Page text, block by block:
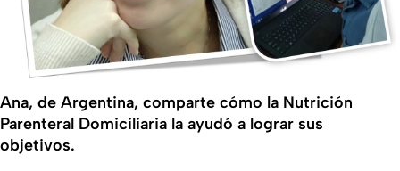
Ana, de Argentina, comparte cómo la Nutrición
Parenteral Domiciliaria la ayudó a lograr sus
objetivos.